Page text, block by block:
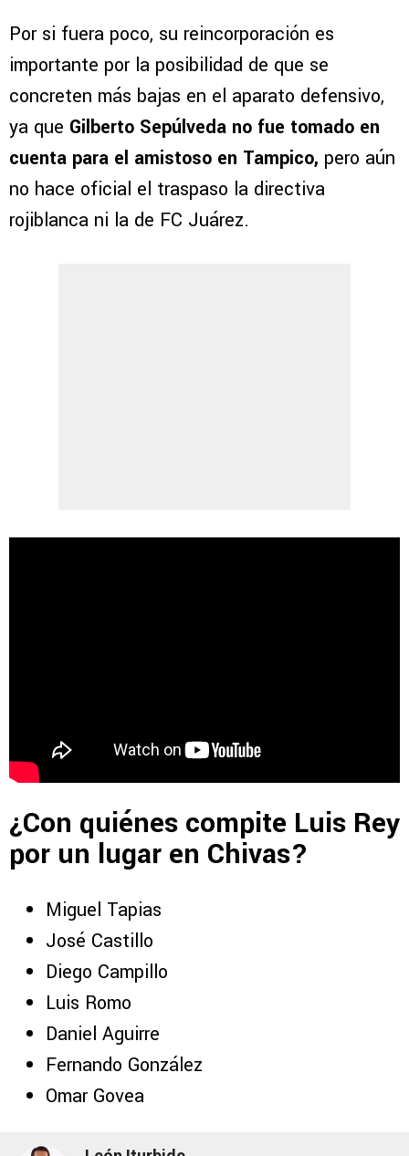
Por si fuera poco, su reincorporación es
importante por la posibilidad de que se
concreten más bajas en el aparato defensivo,
ya que Gilberto Sepúlveda no fue tomado en
cuenta para el amistoso en Tampico, pero aún
no hace oficial el traspaso la directiva
rojiblanca ni la de FC Juárez.
¿Con quiénes compite Luis Rey
por un lugar en Chivas?
Miguel Tapias
José Castillo
Diego Campillo
Luis Romo
Daniel Aguirre
Fernando González
Omar Govea